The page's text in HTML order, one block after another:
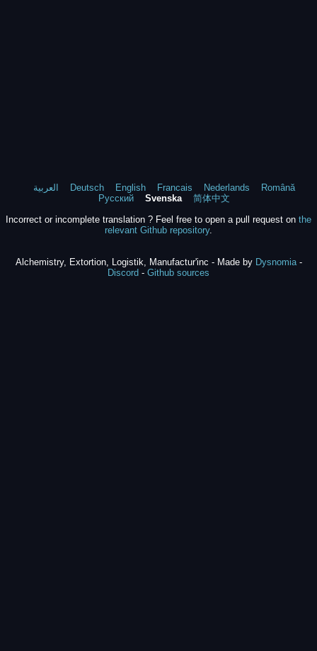
العربية Deutsch English Francais Nederlands
Română
Русский
Svenska
简体中文
Incorrect or incomplete translation ? Feel free to open a pull request on the
relevant Github repository.
Alchemistry, Extortion, Logistik, Manufactur'inc - Made by Dysnomia-
Discord - Github sources